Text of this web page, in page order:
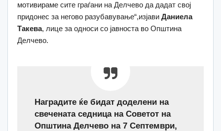
мотивираме сите граѓани на Делчево да дадат свој
придонес за негово разубавување“,изјави Даниела
Такева, лице за односи со јавноста во Општина
Делчево.
Наградите ќе бидат доделени на
свечената седница на Советот на
Општина Делчево на 7 Септември,